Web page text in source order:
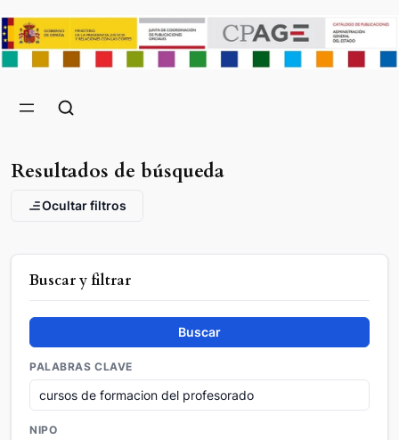
Resultados de búsqueda
Ocultar filtros
Buscar y filtrar
Buscar
PALABRAS CLAVE
NIPO